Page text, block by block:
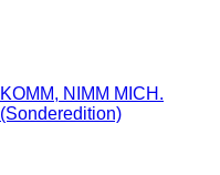
KOMM, NIMM MICH.
(Sonderedition)